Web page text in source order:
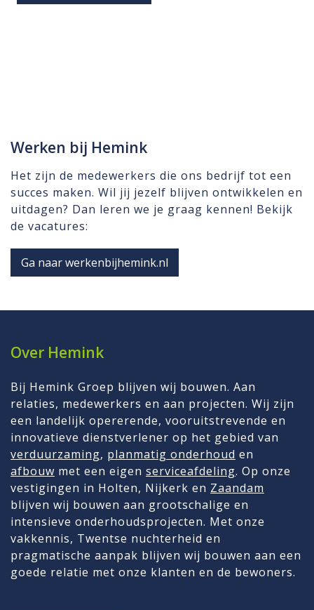
Werken bij Hemink
Het zijn de medewerkers die ons bedrijf tot een
succes maken. Wil jij jezelf blijven ontwikkelen en
uitdagen? Dan leren we je graag kennen! Bekijk
de vacatures:
Ga naar werkenbijhemink.nl
Over Hemink
Bij Hemink Groep blijven wij bouwen. Aan
relaties, medewerkers en aan projecten. Wij zijn
een landelijk opererende, vooruitstrevende en
innovatieve dienstverlener op het gebied van
verduurzaming, planmatig onderhoud en
afbouw met een eigen serviceafdeling. Op onze
vestigingen in Holten, Nijkerk en Zaandam
blijven wij bouwen aan grootschalige en
intensieve onderhoudsprojecten. Met onze
vakkennis, Twentse nuchterheid en
pragmatische aanpak blijven wij bouwen aan een
goede relatie met onze klanten en de bewoners.